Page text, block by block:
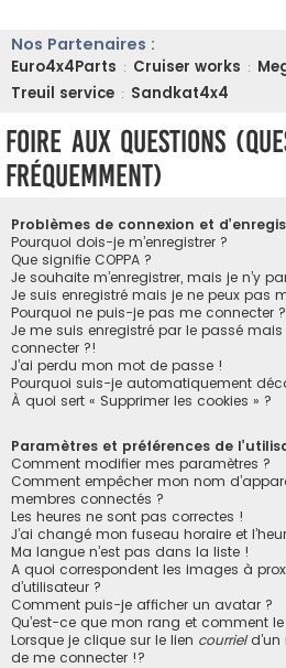
Nos Partenaires :
Euro4x4Parts : Cruiser works :
Treuil service : Sandkat4x4
Foire aux questions
fréquemment)
Problèmes de connexion et
Pourquoi dois-je m’enregistrer ?
Que signifie COPPA ?
Je souhaite m’enregistrer, mais je n’y
Je suis enregistré mais je ne peux pas
Pourquoi ne puis-je pas me connecter ?
Je me suis enregistré par le passé
connecter ?!
J’ai perdu mon mot de passe !
Pourquoi suis-je automatiquement
À quoi sert « Supprimer les cookies » ?
Paramètres et préférences de
Comment modifier mes paramètres ?
Comment empêcher mon nom
membres connectés ?
Les heures ne sont pas correctes !
J’ai changé mon fuseau horaire et
Ma langue n’est pas dans la liste !
A quoi correspondent les images à
d’utilisateur ?
Comment puis-je afficher un avatar ?
Qu’est-ce que mon rang et comment
Lorsque je clique sur le lien courrield’un
de me connecter !?